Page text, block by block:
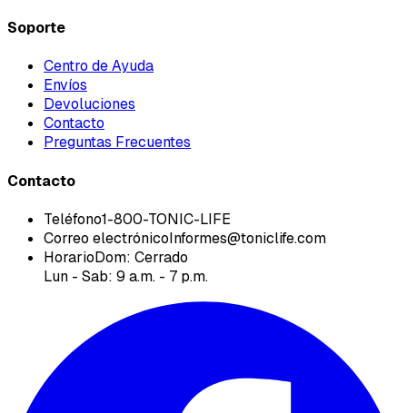
Soporte
Centro de Ayuda
Envíos
Devoluciones
Contacto
Preguntas Frecuentes
Contacto
Teléfono1-800-TONIC-LIFE
Correo electrónicoInformes@toniclife.com
HorarioDom: Cerrado
Lun - Sab: 9 a.m. - 7 p.m.